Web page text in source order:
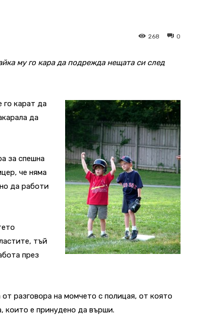
0
268
му го кара да подрежда нещата си след
го карат да
да
за спешна
че няма
да работи
тъй
през
разговора на момчето с полицая, от която
които е принудено да върши.